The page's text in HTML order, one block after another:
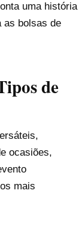
uma história
as bolsas de
de
ocasiões,
mais